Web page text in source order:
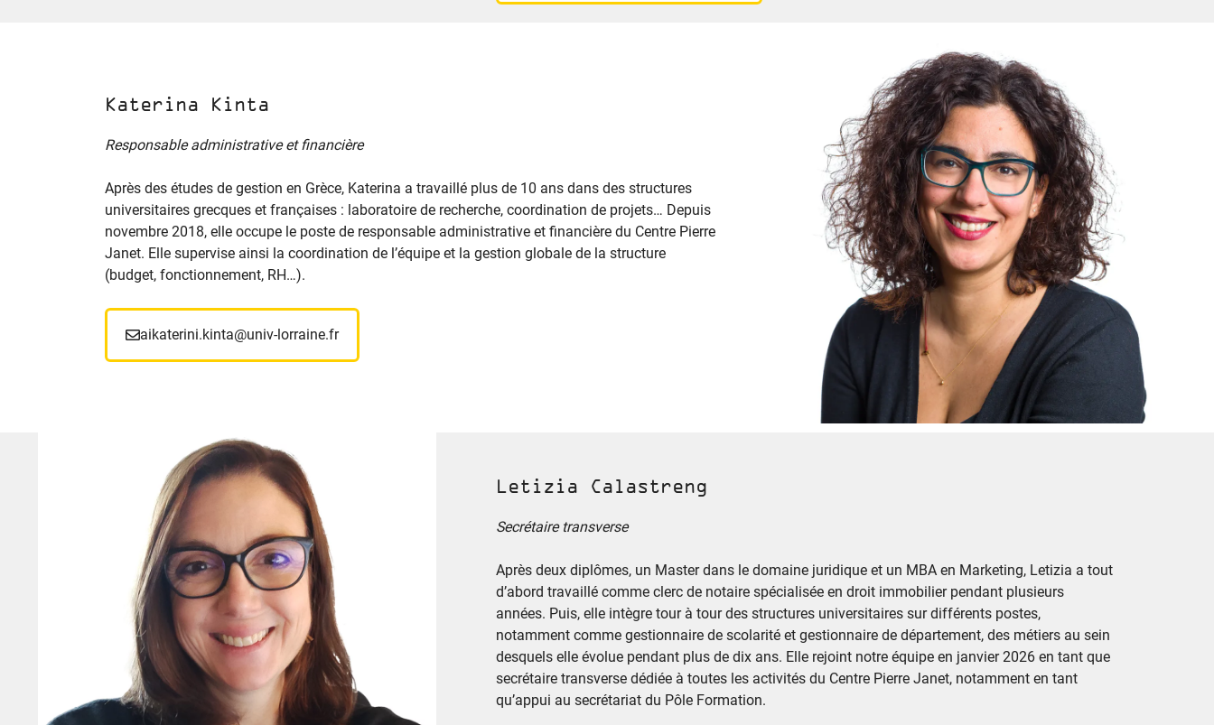
Katerina Kinta
Responsable administrative et financière
Après des études de gestion en Grèce, Katerina a travaillé plus de 10 ans dans des structures
universitaires grecques et françaises : laboratoire de recherche, coordination de projets… Depuis
novembre 2018, elle occupe le poste de responsable administrative et financière du Centre Pierre
Janet. Elle supervise ainsi la coordination de l’équipe et la gestion globale de la structure
(budget, fonctionnement, RH…).
aikaterini.kinta@univ-lorraine.fr
Letizia Calastreng
Secrétaire transverse
Après deux diplômes, un Master dans le domaine juridique et un MBA en Marketing, Letizia a tout
d’abord travaillé comme clerc de notaire spécialisée en droit immobilier pendant plusieurs
années. Puis, elle intègre tour à tour des structures universitaires sur différents postes,
notamment comme gestionnaire de scolarité et gestionnaire de département, des métiers au sein
desquels elle évolue pendant plus de dix ans. Elle rejoint notre équipe en janvier 2026 en tant que
secrétaire transverse dédiée à toutes les activités du Centre Pierre Janet, notamment en tant
qu’appui au secrétariat du Pôle Formation.